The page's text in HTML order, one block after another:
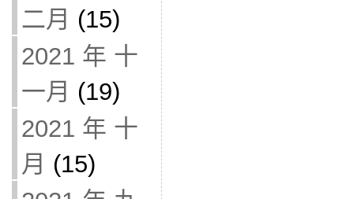
二月 (15)
2021 年 十
一月 (19)
2021 年 十
月 (15)